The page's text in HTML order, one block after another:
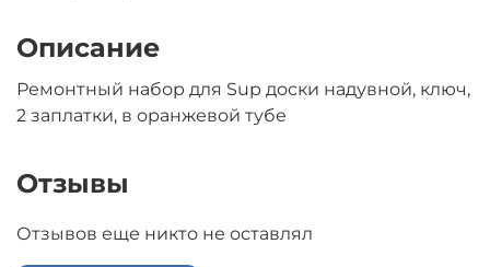
Описание
Ремонтный набор для Sup доски надувной, ключ,
2 заплатки, в оранжевой тубе
Отзывы
Отзывов еще никто не оставлял